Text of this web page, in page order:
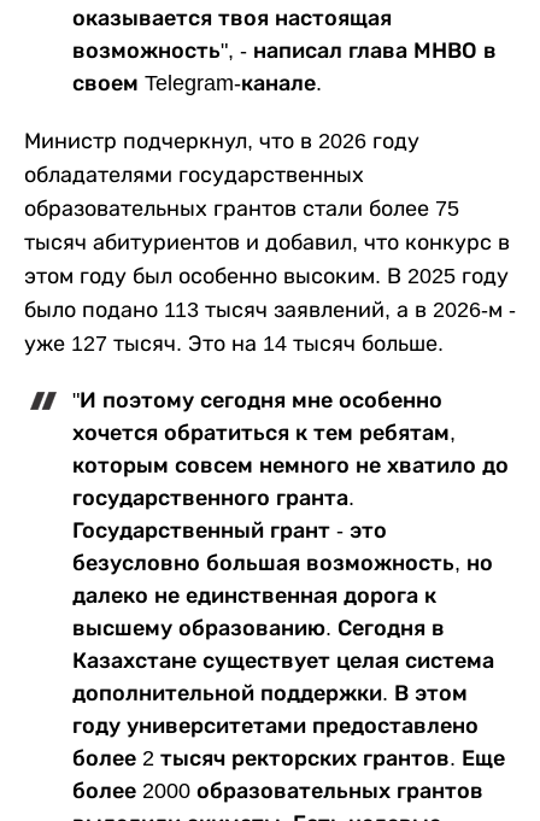
оказывается твоя настоящая
возможность", - написал глава МНВО в
своем Telegram-канале.
Министр подчеркнул, что в 2026 году
обладателями государственных
образовательных грантов стали более 75
тысяч абитуриентов и добавил, что конкурс в
этом году был особенно высоким. В 2025 году
было подано 113 тысяч заявлений, а в 2026-м -
уже 127 тысяч. Это на 14 тысяч больше.
"И поэтому сегодня мне особенно
хочется обратиться к тем ребятам,
которым совсем немного не хватило до
государственного гранта.
Государственный грант - это
безусловно большая возможность, но
далеко не единственная дорога к
высшему образованию. Сегодня в
Казахстане существует целая система
дополнительной поддержки. В этом
году университетами предоставлено
более 2 тысяч ректорских грантов. Еще
более 2000 образовательных грантов